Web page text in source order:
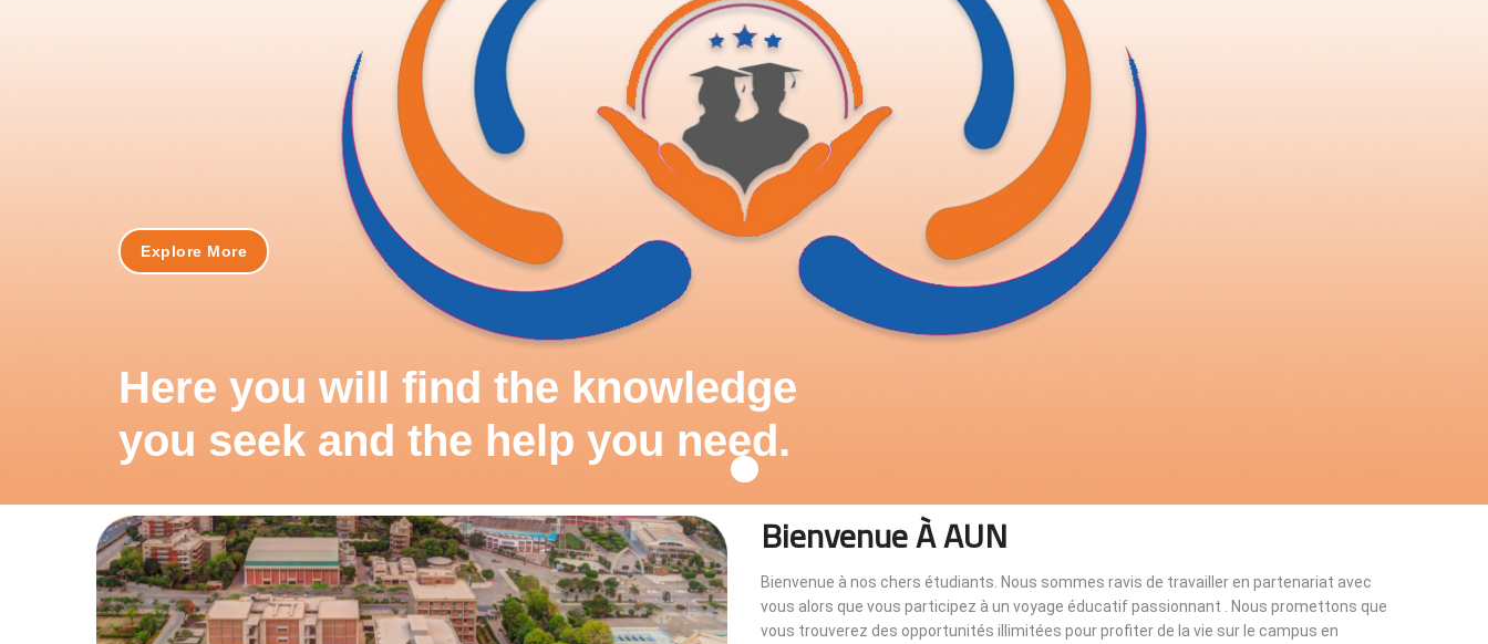
Here you will find the knowledge
you seek and the help you need.
Explore More
Bienvenue À AUN
Bienvenue à nos chers étudiants. Nous sommes ravis de travailler en partenariat avec
vous alors que vous participez à un voyage éducatif passionnant . Nous promettons que
vous trouverez des opportunités illimitées pour profiter de la vie sur le campus en